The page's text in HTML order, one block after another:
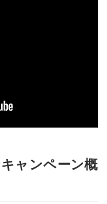
ャンペーン概